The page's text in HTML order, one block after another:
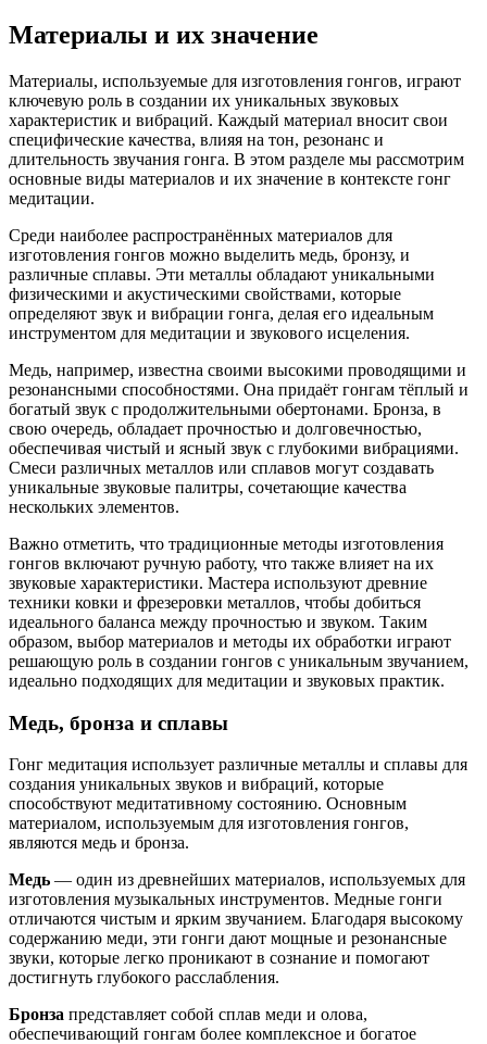
Материалы и их значение
Материалы, используемые для изготовления гонгов, играют
ключевую роль в создании их уникальных звуковых
характеристик и вибраций. Каждый материал вносит свои
специфические качества, влияя на тон, резонанс и
длительность звучания гонга. В этом разделе мы рассмотрим
основные виды материалов и их значение в контексте гонг
медитации.
Среди наиболее распространённых материалов для
изготовления гонгов можно выделить медь, бронзу, и
различные сплавы. Эти металлы обладают уникальными
физическими и акустическими свойствами, которые
определяют звук и вибрации гонга, делая его идеальным
инструментом для медитации и звукового исцеления.
Медь, например, известна своими высокими проводящими и
резонансными способностями. Она придаёт гонгам тёплый и
богатый звук с продолжительными обертонами. Бронза, в
свою очередь, обладает прочностью и долговечностью,
обеспечивая чистый и ясный звук с глубокими вибрациями.
Смеси различных металлов или сплавов могут создавать
уникальные звуковые палитры, сочетающие качества
нескольких элементов.
Важно отметить, что традиционные методы изготовления
гонгов включают ручную работу, что также влияет на их
звуковые характеристики. Мастера используют древние
техники ковки и фрезеровки металлов, чтобы добиться
идеального баланса между прочностью и звуком. Таким
образом, выбор материалов и методы их обработки играют
решающую роль в создании гонгов с уникальным звучанием,
идеально подходящих для медитации и звуковых практик.
Медь, бронза и сплавы
Гонг медитация использует различные металлы и сплавы для
создания уникальных звуков и вибраций, которые
способствуют медитативному состоянию. Основным
материалом, используемым для изготовления гонгов,
являются медь и бронза.
Медь — один из древнейших материалов, используемых для
изготовления музыкальных инструментов. Медные гонги
отличаются чистым и ярким звучанием. Благодаря высокому
содержанию меди, эти гонги дают мощные и резонансные
звуки, которые легко проникают в сознание и помогают
достигнуть глубокого расслабления.
Бронза представляет собой сплав меди и олова,
обеспечивающий гонгам более комплексное и богатое